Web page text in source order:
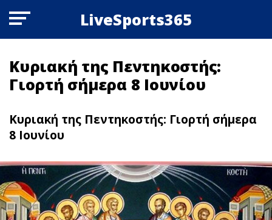
LiveSports365
Κυριακή της Πεντηκοστής:
Γιορτή σήμερα 8 Ιουνίου
Κυριακή της Πεντηκοστής: Γιορτή σήμερα
8 Ιουνίου